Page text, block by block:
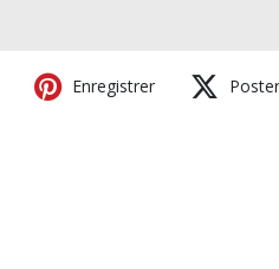
Enregistrer Poster